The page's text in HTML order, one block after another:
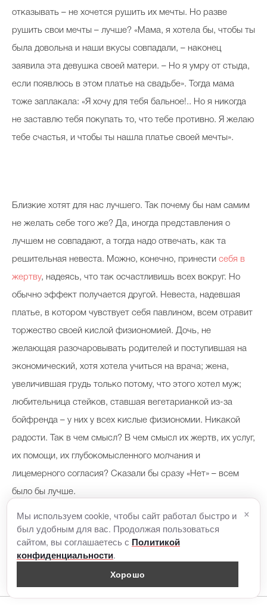
отказывать – не хочется рушить их мечты. Но разве
рушить свои мечты – лучше? «Мама, я хотела бы, чтобы ты
была довольна и наши вкусы совпадали, – наконец
заявила эта девушка своей матери. – Но я умру от стыда,
если появлюсь в этом платье на свадьбе». Тогда мама
тоже заплакала: «Я хочу для тебя бальное!.. Но я никогда
не заставлю тебя покупать то, что тебе противно. Я желаю
тебе счастья, и чтобы ты нашла платье своей мечты».
Близкие хотят для нас лучшего. Так почему бы нам самим
не желать себе того же? Да, иногда представления о
лучшем не совпадают, а тогда надо отвечать, как та
решительная невеста. Можно, конечно, принести себя в
жертву, надеясь, что так осчастливишь всех вокруг. Но
обычно эффект получается другой. Невеста, надевшая
платье, в котором чувствует себя павлином, всем отравит
торжество своей кислой физиономией. Дочь, не
желающая разочаровывать родителей и поступившая на
экономический, хотя хотела учиться на врача; жена,
увеличившая грудь только потому, что этого хотел муж;
любительница стейков, ставшая вегетарианкой из-за
бойфренда – у них у всех кислые физиономии. Никакой
радости. Так в чем смысл? В чем смысл их жертв, их услуг,
их помощи, их глубокомысленного молчания и
лицемерного согласия? Сказали бы сразу «Нет» – всем
было бы лучше.
Мы используем cookie, чтобы сайт работал быстро и
был удобным для вас. Продолжая пользоваться
сайтом, вы соглашаетесь с Политикой
конфиденциальности.
Хорошо
×